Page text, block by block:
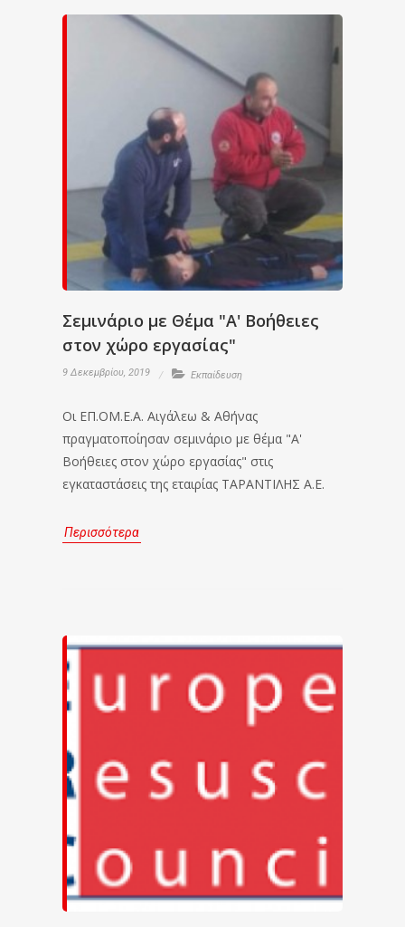
Σεμινάριο με Θέμα "Α' Βοήθειες
στον χώρο εργασίας"
9 Δεκεμβρίου, 2019 Εκπαίδευση
Οι ΕΠ.ΟΜ.Ε.Α. Αιγάλεω & Αθήνας
πραγματοποίησαν σεμινάριο με θέμα "Α'
Βοήθειες στον χώρο εργασίας" στις
εγκαταστάσεις της εταιρίας ΤΑΡΑΝΤΙΛΗΣ Α.Ε.
Περισσότερα